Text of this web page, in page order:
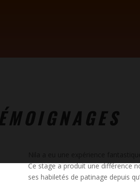
Cestagea produit une différence
ses habiletés de patinage depuis